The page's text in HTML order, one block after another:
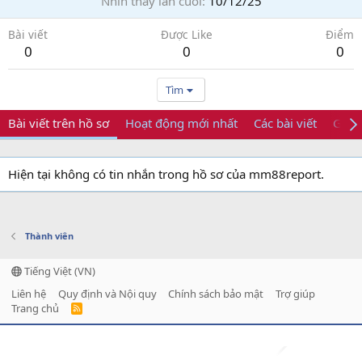
Bài viết
0
Được Like
0
Điểm
0
Tìm
Bài viết trên hồ sơ Hoạt động mới nhất Các bài viết Giới
Hiện tại không có tin nhắn trong hồ sơ của mm88report.
Thành viên
Tiếng Việt (VN)
Liên hệ
Quy định và Nội quy Chính sách bảo mật
Trợ giúp
Trang chủ
R